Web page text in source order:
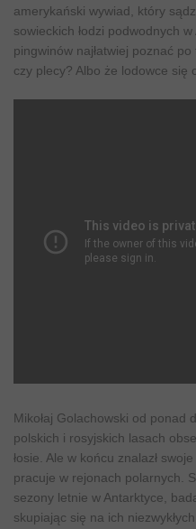
amerykański wywiad, który
sowieckich łodzi podwodnych
pingwinów najłatwiej poznać
czy plecy? Albo że lodowce się
Mikołaj Golachowski od ponad
polskich i rosyjskich lasach
łosie. Ale w końcu znalazł
pracuje w rejonach polarnych.
sezony letnie w Antarktyce,
skupiając się na ich